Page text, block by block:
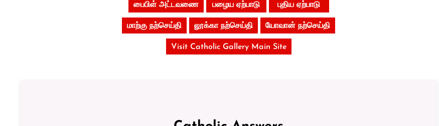
பைபிள் அட்டவணை பழைய ஏற்பாடு புதிய ஏற்பாடு
மாற்கு நற்செய்தி லூக்கா நற்செய்தி யோவான் நற்செய்தி
Visit Catholic Gallery Main Site